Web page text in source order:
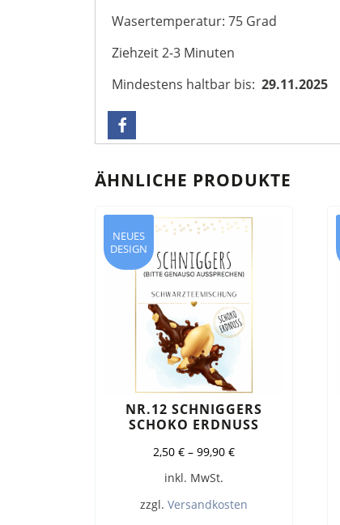
Wasertemperatur: 75 Grad
Ziehzeit 2-3 Minuten
Mindestens haltbar bis: 29.11.2025
ÄHNLICHE PRODUKTE
NEUES
DESIGN
NR.12 SCHNIGGERS
SCHOKO ERDNUSS
2,50 €– 99,90 €
inkl. MwSt.
zzgl. Versandkosten